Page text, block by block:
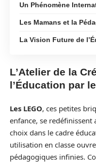
Un Phénomène
Les Mamans et la
La Vision Future de
L’Atelier de la
l’Éducation par
Les LEGO, ces petites
enfance, se
choix dans le cadre
utilisation en classe
pédagogiques infinies.